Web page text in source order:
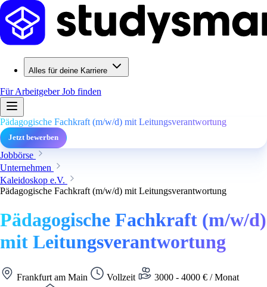
Alles für deine Karriere
Für ArbeitgeberJob finden
Pädagogische Fachkraft (m/w/d) mit Leitungsverantwortung
Jetzt bewerben
Jobbörse
Unternehmen
Kaleidoskop e.V.
Pädagogische Fachkraft (m/w/d) mit Leitungsverantwortung
Pädagogische Fachkraft (m/w/d)
mit Leitungsverantwortung
Frankfurt am Main Vollzeit
3000 - 4000 € / Monat